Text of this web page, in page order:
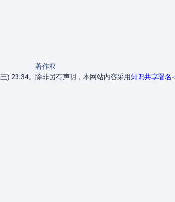
) 23:34。
著作权
除非另有声明，本网站内容采用知识共享署名